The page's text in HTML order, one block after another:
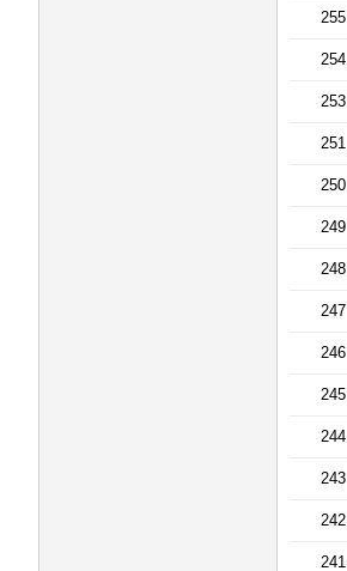
255
254
253
251
250
249
248
247
246
245
244
243
242
241